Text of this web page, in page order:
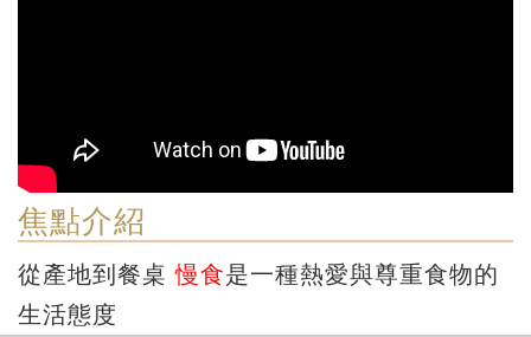
焦點介紹
從產地到餐桌慢食是一種熱愛與尊重食物的
生活態度